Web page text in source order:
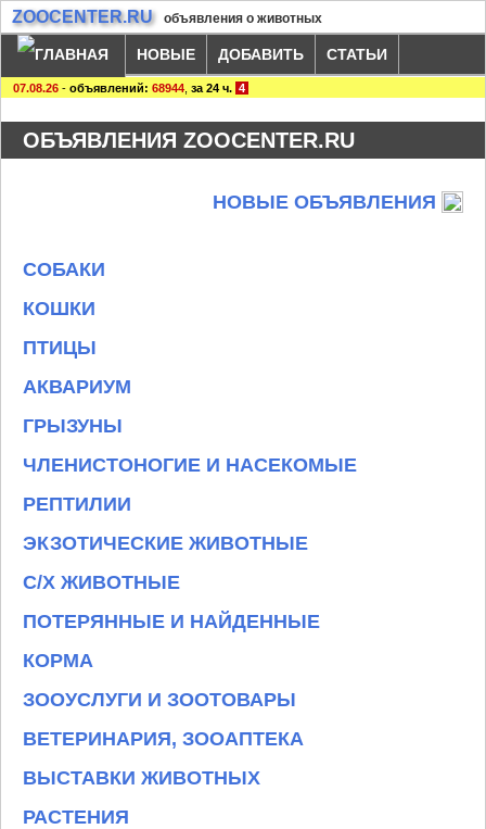
ZOOCENTER.RU объявления о животных
НОВЫЕ ДОБАВИТЬ СТАТЬИ
07.08.26 - объявлений: 68944 за 24 ч. 4
ОБЪЯВЛЕНИЯ ZOOCENTER.RU
НОВЫЕ ОБЪЯВЛЕНИЯ
СОБАКИ
КОШКИ
ПТИЦЫ
АКВАРИУМ
ГРЫЗУНЫ
ЧЛЕНИСТОНОГИЕ И НАСЕКОМЫЕ
РЕПТИЛИИ
ЭКЗОТИЧЕСКИЕ ЖИВОТНЫЕ
С/Х ЖИВОТНЫЕ
ПОТЕРЯННЫЕ И НАЙДЕННЫЕ
КОРМА
ЗООУСЛУГИ И ЗООТОВАРЫ
ВЕТЕРИНАРИЯ, ЗООАПТЕКА
ВЫСТАВКИ ЖИВОТНЫХ
РАСТЕНИЯ